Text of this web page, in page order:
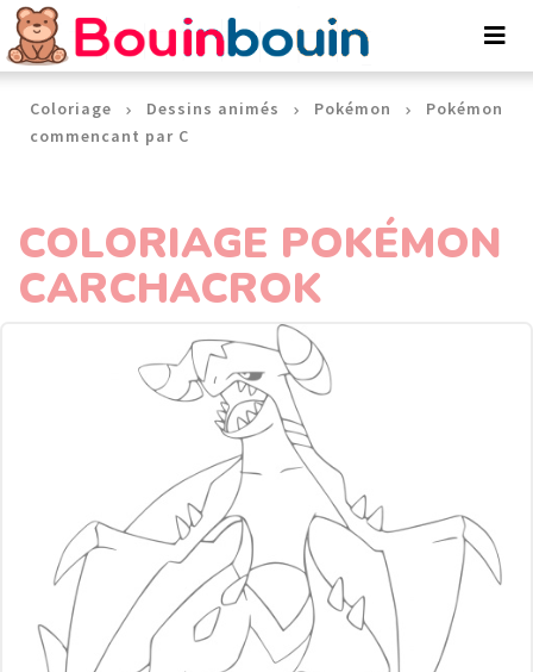
Coloriage Dessins animés Pokémon
Pokémon
commencant par C
COLORIAGE POKÉMON
CARCHACROK
Panneau de gestion des cookies